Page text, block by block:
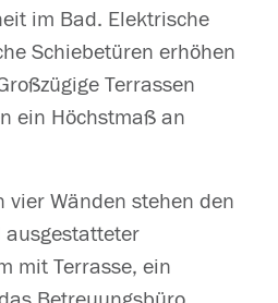
im Bad. Elektrische
Schiebetüren erhöhen
Terrassen
ein Höchstmaß an
vier Wänden stehen den
ausgestatteter
mit Terrasse, ein